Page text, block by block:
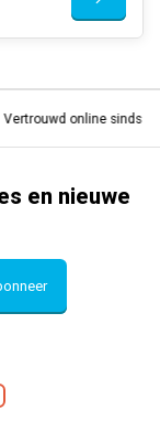
Vertrouwd online sinds
en nieuwe